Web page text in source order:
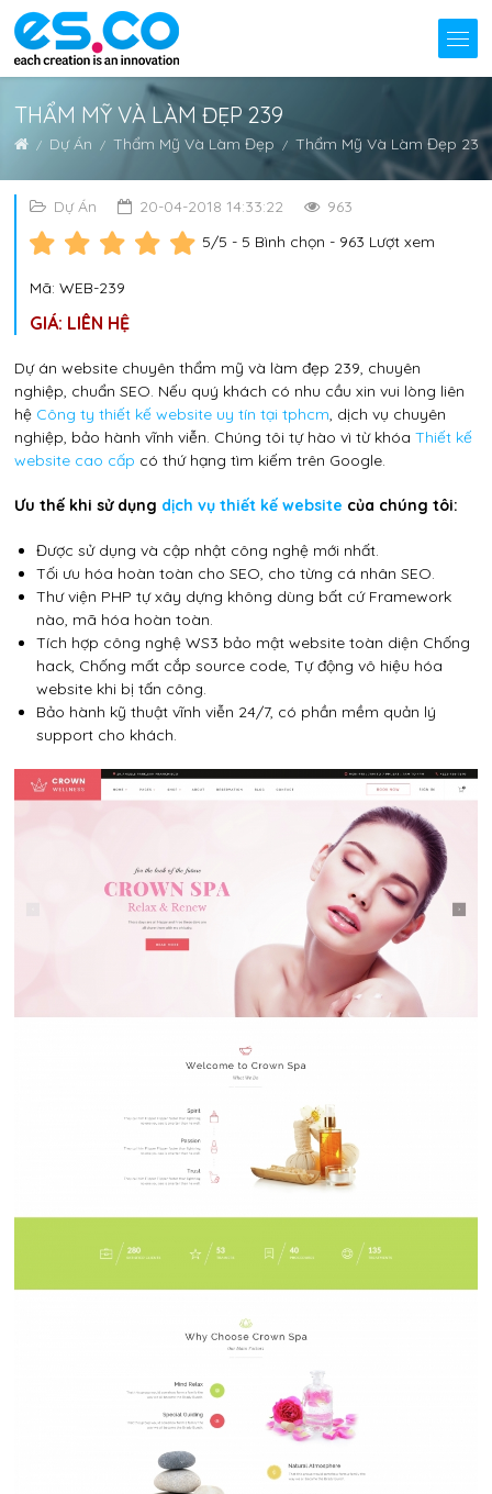
THẨM MỸ VÀ LÀM ĐẸP 239
Dự Án Thẩm Mỹ Và Làm Đẹp Thẩm Mỹ Và Làm Đẹp 239
Dự Án 20-04-2018 14:33:22
963
5/5 - 5 Bình chọn - 963 Lượt xem
Mã: WEB-239
GIÁ: LIÊN HỆ
Dự án website chuyên thẩm mỹ và làm đẹp 239, chuyên
nghiệp, chuẩn SEO. Nếu quý khách có nhu cầu xin vui lòng liên
hệ Công ty thiết kế website uy tín tại tphcm, dịch vụ chuyên
nghiệp, bảo hành vĩnh viễn. Chúng tôi tự hào vì từ khóaThiết kế
website cao cấp có thứ hạng tìm kiếm trên Google.
Ưu thế khi sử dụng dịch vụ thiết kế website của chúng tôi:
Được sử dụng và cập nhật công nghệ mới nhất.
Tối ưu hóa hoàn toàn cho SEO, cho từng cá nhân SEO.
Thư viện PHP tự xây dựng không dùng bất cứ Framework
nào, mã hóa hoàn toàn.
Tích hợp công nghệ WS3 bảo mật website toàn diện Chống
hack, Chống mất cắp source code, Tự động vô hiệu hóa
website khi bị tấn công.
Bảo hành kỹ thuật vĩnh viễn 24/7, có phần mềm quản lý
support cho khách.